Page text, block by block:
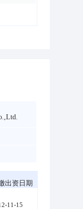
出资日期
11-15